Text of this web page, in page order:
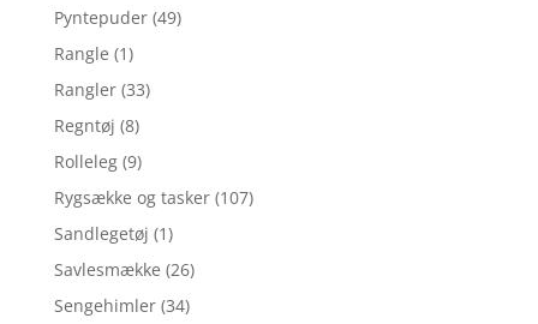
Pyntepuder (49)
Rangle (1)
Rangler (33)
Regntøj (8)
Rolleleg (9)
Rygsække og tasker (107)
Sandlegetøj (1)
Savlesmække (26)
Sengehimler (34)